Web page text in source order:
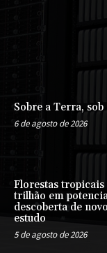
Sobre a Terra,
6 de agosto de 2026
Florestas tropicais
trilhão em
descoberta de
estudo
5 de agosto de 2026